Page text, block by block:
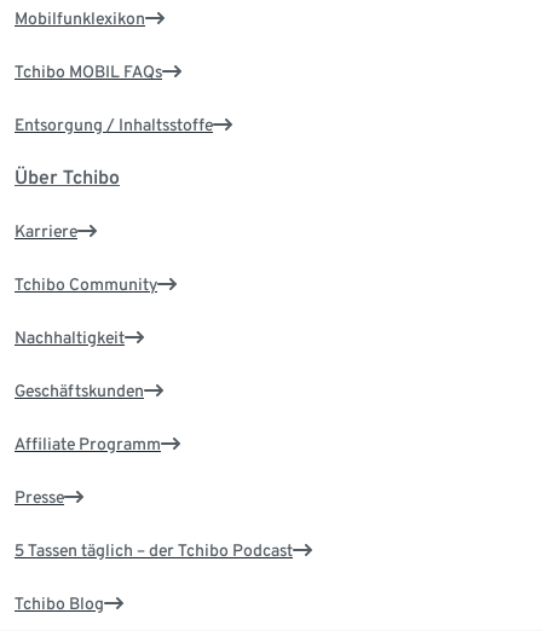
Mobilfunklexikon
Tchibo MOBIL FAQs
Entsorgung / Inhaltsstoffe
Über Tchibo
Karriere
Tchibo Community
Nachhaltigkeit
Geschäftskunden
Affiliate Programm
Presse
5 Tassen täglich – der Tchibo Podcast
Tchibo Blog